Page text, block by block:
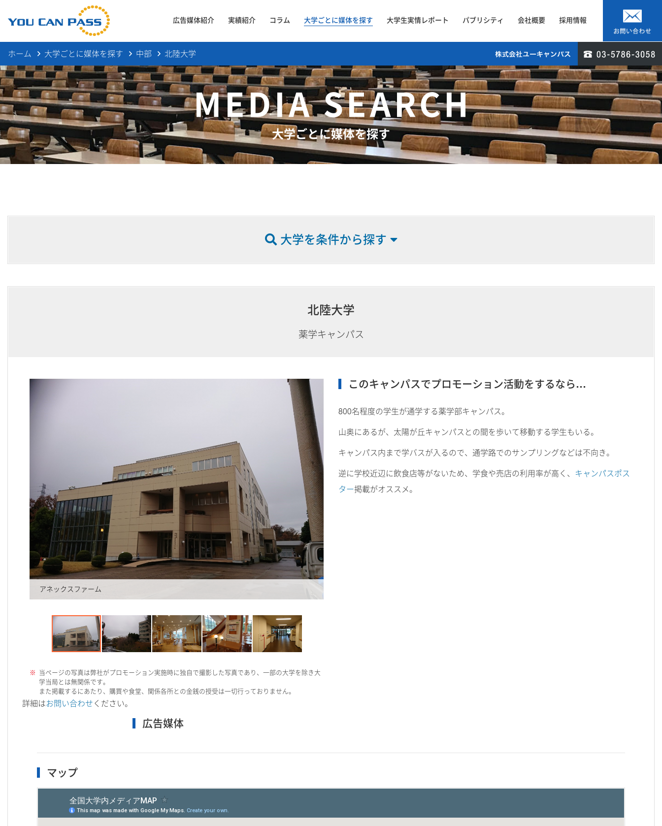
広告媒体紹介 実績紹介 コラム 大学ごとに媒体を探す 大学生実情レポート パブリシティ 会社概要 採用情報
ホーム 大学ごとに媒体を探す 中部 北陸大学
MEDIA SEARCH
大学ごとに媒体を探す
大学を条件から探す
北陸大学
薬学キャンパス
アネックスファーム
当ページの写真は弊社がプロモーション実施時に独自で撮影した写真であり、一部の大学を除き大
学当局とは無関係です。
また掲載するにあたり、購買や食堂、関係各所との金銭の授受は一切行っておりません。
このキャンパスでプロモーション活動をするなら…
800名程度の学生が通学する薬学部キャンパス。
山奥にあるが、太陽が丘キャンパスとの間を歩いて移動する学生もいる。
キャンパス内まで学バスが入るので、通学路でのサンプリングなどは不向き。
逆に学校近辺に飲食店等がないため、学食や売店の利用率が高く、
キャンパスポス
ター掲載がオススメ。
詳細はお問い合わせ ください。
広告媒体
マップ